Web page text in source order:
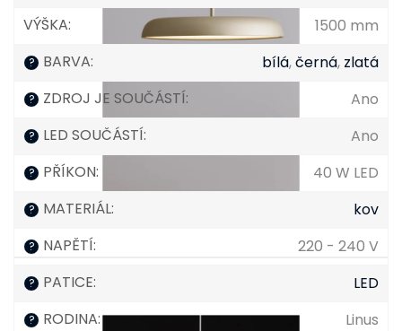
VÝŠKA: 1500 mm
? BARVA: bílá,černá, zlatá
? ZDROJ JE SOUČÁSTÍ: Ano
? LED SOUČÁSTÍ: Ano
? PŘÍKON: 40 W LED
? MATERIÁL: kov
? NAPĚTÍ: 220 - 240 V
? PATICE: LED
? RODINA: Linus